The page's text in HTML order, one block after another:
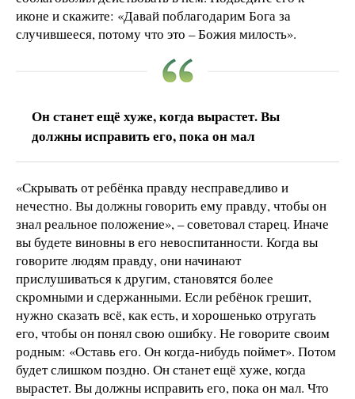
иконе и скажите: «Давай поблагодарим Бога за
случившееся, потому что это – Божия милость».
Он станет ещё хуже, когда вырастет. Вы
должны исправить его, пока он мал
«Скрывать от ребёнка правду несправедливо и
нечестно. Вы должны говорить ему правду, чтобы он
знал реальное положение», – советовал старец. Иначе
вы будете виновны в его невоспитанности. Когда вы
говорите людям правду, они начинают
прислушиваться к другим, становятся более
скромными и сдержанными. Если ребёнок грешит,
нужно сказать всё, как есть, и хорошенько отругать
его, чтобы он понял свою ошибку. Не говорите своим
родным: «Оставь его. Он когда-нибудь поймет». Потом
будет слишком поздно. Он станет ещё хуже, когда
вырастет. Вы должны исправить его, пока он мал. Что